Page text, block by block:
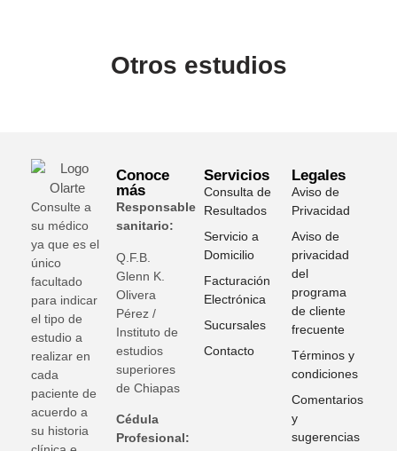
Otros estudios
Consulte a
su médico
ya que es el
único
facultado
para indicar
el tipo de
estudio a
realizar en
cada
paciente de
acuerdo a
su historia
Conoce
más
Responsable
sanitario:
Q.F.B.
Glenn K
Olivera
Pérez /
Instituto de
estudios
superiores
de Chiapas
Cédula
Profesional:
Servicios
Consulta de
Resultados
Servicio a
Domicilio
Facturación
Electrónica
Sucursales
Contacto
Legales
Aviso de
Privacidad
Aviso de
privacidad
del
programa
de cliente
frecuente
Términos y
condiciones
Comentarios
y
sugerencias